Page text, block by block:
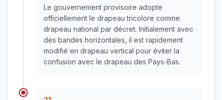
Le gouvernement provisoire adopte
officiellement le drapeau tricolore comme
drapeau national par décret. Initialement avec
des bandes horizontales, il est rapidement
modifié en drapeau vertical pour éviter la
confusion avec le drapeau des Pays-Bas.